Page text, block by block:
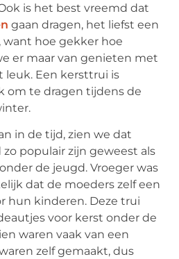
is het best vreemd dat
gaan dragen, het liefst een
, want hoe gekker hoe
er maar van genieten met
leuk. Een kersttrui is
om te dragen tijdens de
in de tijd, zien we dat
populair zijn geweest als
de jeugd. Vroeger was
dat de moeders zelf een
hun kinderen. Deze trui
voor kerst onder de
waren vaak van een
zelf gemaakt, dus